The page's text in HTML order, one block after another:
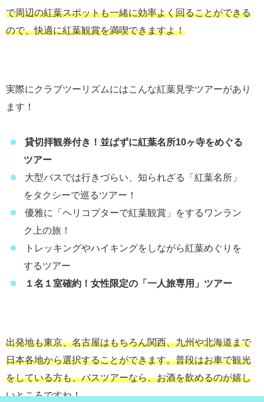
で周辺の紅葉スポットも一緒に効率よく回ることができる
ので、快適に紅葉観賞を満喫できますよ！
実際にクラブツーリズムにはこんな紅葉見学ツアーがあり
ます！
貸切拝観券付き！並ばずに紅葉名所10ヶ寺をめぐる
ツアー
大型バスでは行きづらい、知られざる「紅葉名所」
をタクシーで巡るツアー！
優雅に「ヘリコプターで紅葉観賞」をするワンラン
ク上の旅！
トレッキングやハイキングをしながら紅葉めぐりを
するツアー
１名１室確約！女性限定の「一人旅専用」ツアー
出発地も東京、名古屋はもちろん関西、九州や北海道まで
日本各地から選択することができます。普段はお車で観光
をしている方も、バスツアーなら、お酒を飲めるのが嬉し
いところですね！